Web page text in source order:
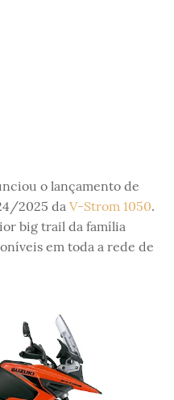
o lançamento de
2025 da V-Strom 1050.
big trail da família
em toda a rede de